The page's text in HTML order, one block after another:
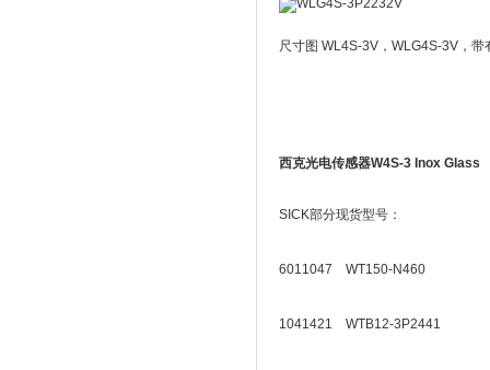
尺寸图 WL4S-3V，WLG4S-3V，带
西克光电传感器W4S-3 Inox Glass
SICK部分现货型号：
6011047 WT150-N460
1041421 WTB12-3P2441